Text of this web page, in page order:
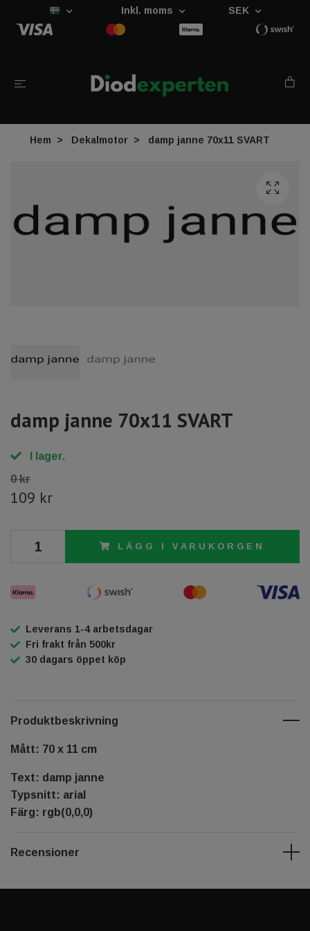
Inkl. moms SEK
Hem Dekalmotor damp janne 70x11 SVART
damp janne 70x11 SVART
I lager.
0 kr
109 kr
LÄGG I VARUKORGEN
Leverans 1-4 arbetsdagar
Fri frakt från 500kr
30 dagars öppet köp
Produktbeskrivning
Mått: 70 x 11 cm
Text: damp janne
Typsnitt: arial
Färg: rgb(0,0,0)
Recensioner